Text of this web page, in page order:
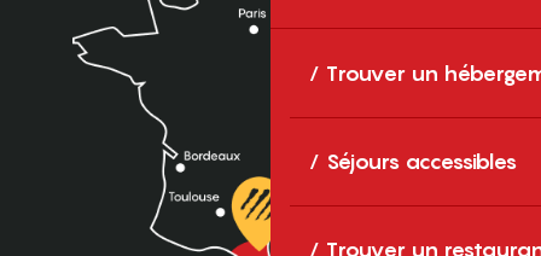
Trouver un
Séjours accessibles
Trouver un